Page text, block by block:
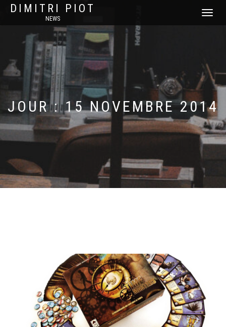
DIMITRI PIOT
NEWS
DÉPLIER
JOUR :15 NOVEMBRE 2014